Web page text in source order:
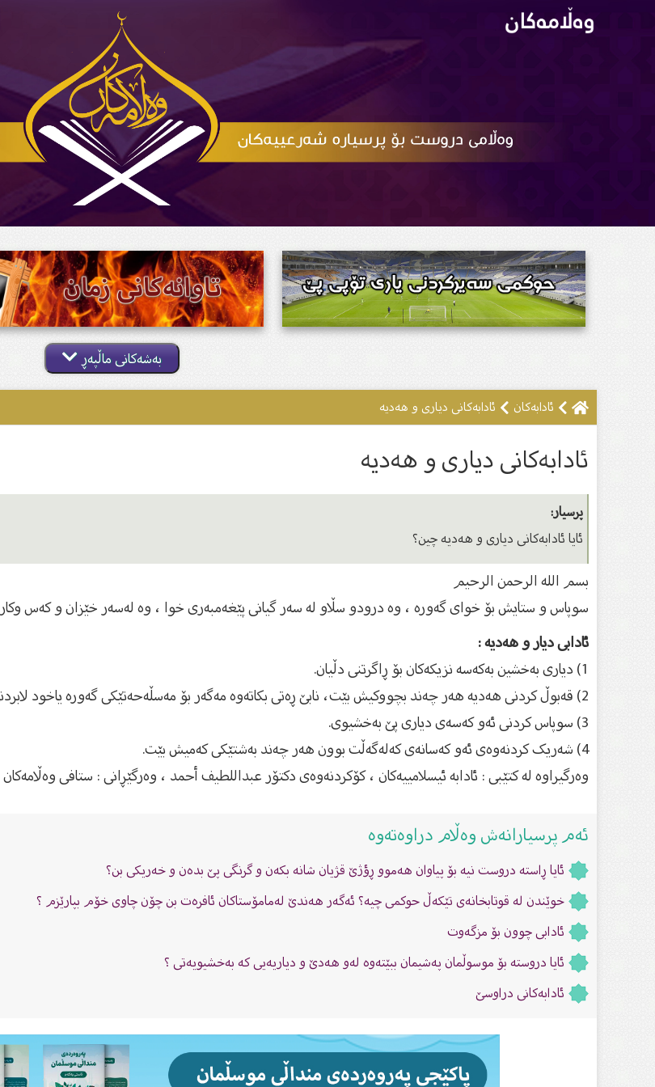
بەشەکانی ماڵپەڕ
ئادابەکان ئادابەکانی دیارى و هەدیە
ئادابەکانی دیارى و هەدیە
پرسیار:
ئایا ئادابەکانی دیارى و هەدیە چین؟
بسم الله الرحمن الرحیم
سوپاس و ستایش بۆ خواى گەورە ، وە درودو سڵاو لە سەر گیانى پێغەمبەرى خوا ، وە لەسەر خێزان و كەس
ئادابی دیار و هەدیە :
1) دیاری بەخشین بەکەسە نزیکەکان بۆ ڕاگرتنی دڵیان.
2) قەبوڵ کردنی هەدیە هەر چەند بچووکیش بێت، نابێ ڕەتی بکاتەوە مەگەر بۆ مەسڵەحەتێکی گەورە یاخود لابردنی زیانێک نەبێت
3) سوپاس کردنی ئەو کەسەی دیاری پێ بەخشیوی.
4) شەریک کردنەوەی ئەو کەسانەی کەلەگەڵت بوون هەر چەند بەشتێکی کەمیش بێت.
وەرگیراوە لە کتێبی : ئادابە ئیسلامییەکان ، کۆکردنەوەى دکتۆر عبداللطیف أحمد ، وەرگێڕانى : ستافى وەڵامەکان
ئەم پرسیارانەش وەڵام دراوەتەوە
ئایا ڕاستە دروست نیە بۆ پیاوان هەموو ڕؤژێ قژیان شانە بکەن و گرنگى پێ بدەن و خەریکى بن؟
خوێندن لە قوتابخانەى تێکەڵ حوکمى چیە؟ ئەگەر هەندێ لەمامۆستاکان ئافرەت بن چۆن چاوی خۆم بپارێزم ؟
ئادابی چوون بۆ مزگەوت
ئایا دروستە بۆ موسوڵمان پەشیمان ببێتەوە لەو هەدێ و دیاریەیی کە بەخشیویەتی ؟
ئادابەکانى دراوسێ